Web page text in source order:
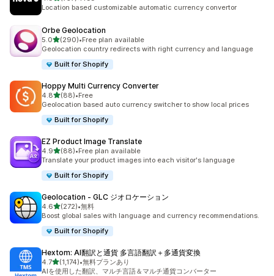
合計レビュー数：737件
Location based customizable automatic currency convertor
Orbe Geolocation
5.05つ星中
(290)
合計レビュー数：290件
•Free plan available
Geolocation country redirects with right currency and language
Built for Shopify
Hoppy Multi Currency Converter
4.85つ星中
(88)
合計レビュー数：88件
•Free
Geolocation based auto currency switcher to show local prices
Built for Shopify
EZ Product Image Translate
4.95つ星中
(88)
合計レビュー数：88件
•Free plan available
Translate your product images into each visitor's language
Built for Shopify
Geolocation ‑ GLC ジオロケーション
4.65つ星中
(272)
合計レビュー数：272件
•無料
Boost global sales with language and currency recommendations.
Built for Shopify
Hextom: AI翻訳と通貨 多言語翻訳＋多通貨変換
4.75つ星中
(1,174)
合計レビュー数：1174件
•無料プランあり
AIを使用した翻訳、マルチ言語＆マルチ通貨コンバーター